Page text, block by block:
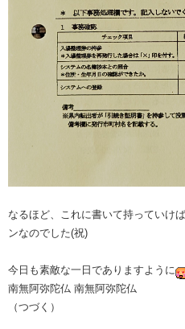
なるほど、これに書いて持っていけ
ンなのでした(祝)
今日も素敵な一日でありますように
南無阿弥陀仏 南無阿弥陀仏
（つづく）